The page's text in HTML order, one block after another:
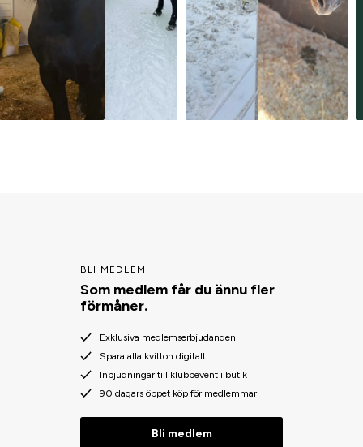
BLI MEDLEM
Som medlem får du ännu fler
förmåner.
Exklusiva medlemserbjudanden
Spara alla kvitton digitalt
Inbjudningar till klubbevent i butik
90 dagars öppet köp för medlemmar
Bli medlem